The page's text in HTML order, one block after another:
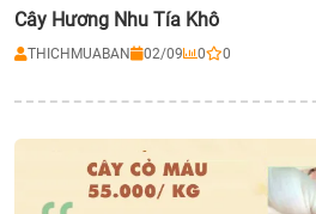
Cây Hương Nhu Tía Khô
THICHMUABAN 02/09 0 0